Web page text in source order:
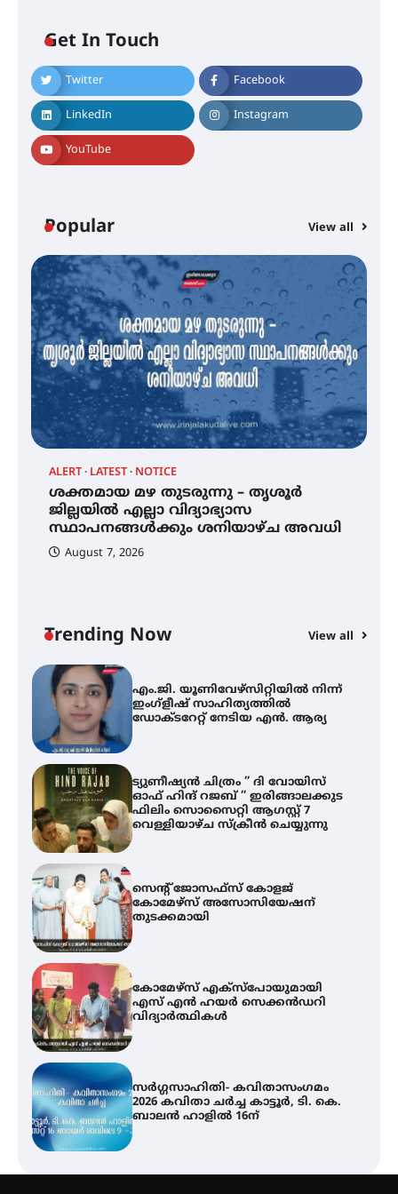
Get In Touch
Twitter Facebook
LinkedIn Instagram
YouTube
Popular View all
ALERT LATEST NOTICE
ശക്തമായ മഴ തുടരുന്നു – തൃശൂർ
ജില്ലയിൽ എല്ലാ വിദ്യാഭ്യാസ
സ്ഥാപനങ്ങൾക്കും ശനിയാഴ്ച അവധി
August 7, 2026
Trending Now View all
എം.ജി. യൂണിവേഴ്‌സിറ്റിയിൽ നിന്ന്
ഇംഗ്ളീഷ് സാഹിത്യത്തിൽ
ഡോക്ടറേറ്റ് നേടിയ എൻ. ആര്യ
വെള്ളിയാഴ്ച സ്‌ക്രീൻ ചെയ്യുന്നു
സെന്റ് ജോസഫ്സ് കോളജ്
കോമേഴ്‌സ് അസോസിയേഷന്
തുടക്കമായി
കോമേഴ്സ് എക്സ്പോയുമായി
എസ് എൻ ഹയർ സെക്കൻഡറി
വിദ്യാർത്ഥികൾ
സർഗ്ഗസാഹിതി- കവിതാസംഗമം
2026 കവിതാ ചർച്ച കാട്ടൂർ, ടി. കെ.
ബാലൻ ഹാളിൽ 16ന്
അവധി
എം.ജി. യൂണിവേഴ്‌സിറ്റിയിൽ നിന്ന്
ഇംഗ്ളീഷ് സാഹിത്യത്തിൽ
ഡോക്ടറേറ്റ് നേടിയ എൻ. ആര്യ
ട്യുണീഷ്യൻ ചിത്രം ” ദി വോയിസ്
ഓഫ് ഹിന്ദ് റജബ് ” ഇരിങ്ങാലക്കുട
ഫിലിം സൊസൈറ്റി ആഗസ്റ്റ് 7
വെള്ളിയാഴ്ച സ്‌ക്രീൻ ചെയ്യുന്നു
സെന്റ് ജോസഫ്സ് കോളജ്
കോമേഴ്‌സ് അസോസിയേഷന്
തുടക്കമായി
കോമേഴ്സ് എക്സ്പോയുമായി
എസ് എൻ ഹയർ സെക്കൻഡറി
വിദ്യാർത്ഥികൾ
സർഗ്ഗസാഹിതി- കവിതാസംഗമം
2026 കവിതാ ചർച്ച കാട്ടൂർ, ടി. കെ.
ബാലൻ ഹാളിൽ 16ന്